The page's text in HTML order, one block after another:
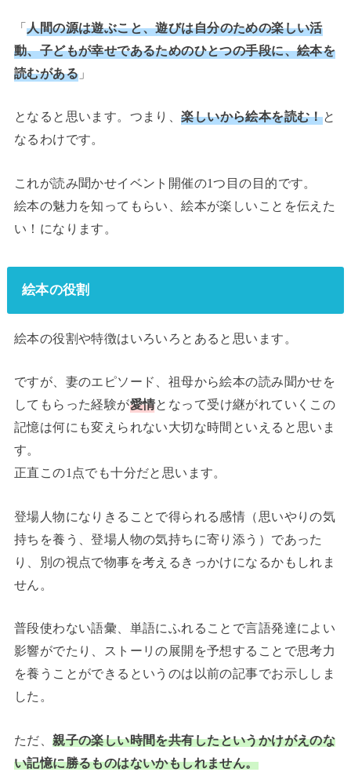
「人間の源は遊ぶこと、遊びは自分のための楽しい活
動、子どもが幸せであるためのひとつの手段に、絵本を
読むがある」
となると思います。つまり、楽しいから絵本を読む！と
なるわけです。
これが読み聞かせイベント開催の1つ目の目的です。
絵本の魅力を知ってもらい、絵本が楽しいことを伝えた
い！になります。
絵本の役割
絵本の役割や特徴はいろいろとあると思います。
ですが、妻のエピソード、祖母から絵本の読み聞かせを
してもらった経験が愛情となって受け継がれていくこの
記憶は何にも変えられない大切な時間といえると思いま
す。
正直この1点でも十分だと思います。
登場人物になりきることで得られる感情（思いやりの気
持ちを養う、登場人物の気持ちに寄り添う）であった
り、別の視点で物事を考えるきっかけになるかもしれま
せん。
普段使わない語彙、単語にふれることで言語発達によい
影響がでたり、ストーリの展開を予想することで思考力
を養うことができるというのは以前の記事でお示ししま
した。
ただ、親子の楽しい時間を共有したというかけがえのな
い記憶に勝るものはないかもしれません。